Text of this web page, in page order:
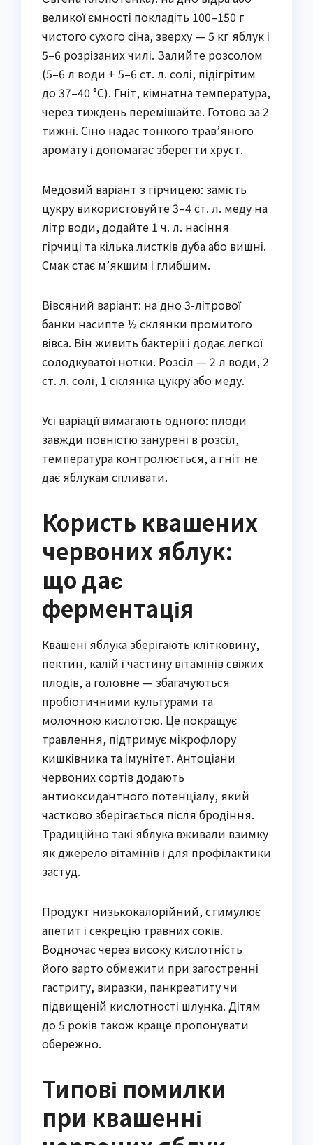
великої ємності покладіть 100–150 г
чистого сухого сіна, зверху — 5 кг яблук і
5–6 розрізаних чилі. Залийте розсолом
(5–6 л води + 5–6 ст. л. солі, підігрітим
до 37–40 °C). Гніт, кімнатна температура,
через тиждень перемішайте. Готово за 2
тижні. Сіно надає тонкого трав’яного
аромату і допомагає зберегти хруст.
Медовий варіант з гірчицею: замість
цукру використовуйте 3–4 ст. л. меду на
літр води, додайте 1 ч. л. насіння
гірчиці та кілька листків дуба або вишні.
Смак стає м’якшим і глибшим.
Вівсяний варіант: на дно 3-літрової
банки насипте ½ склянки промитого
вівса. Він живить бактерії і додає легкої
солодкуватої нотки. Розсіл — 2 л води, 2
ст. л. солі, 1 склянка цукру або меду.
Усі варіації вимагають одного: плоди
завжди повністю занурені в розсіл,
температура контролюється, а гніт не
дає яблукам спливати.
Користь квашених
червоних яблук:
що дає
ферментація
Квашені яблука зберігають клітковину,
пектин, калій і частину вітамінів свіжих
плодів, а головне — збагачуються
пробіотичними культурами та
молочною кислотою. Це покращує
травлення, підтримує мікрофлору
кишківника та імунітет. Антоціани
червоних сортів додають
антиоксидантного потенціалу, який
частково зберігається після бродіння.
Традиційно такі яблука вживали взимку
як джерело вітамінів і для профілактики
застуд.
Продукт низькокалорійний, стимулює
апетит і секрецію травних соків.
Водночас через високу кислотність
його варто обмежити при загостренні
гастриту, виразки, панкреатиту чи
підвищеній кислотності шлунка. Дітям
до 5 років також краще пропонувати
обережно.
Типові помилки
при квашенні